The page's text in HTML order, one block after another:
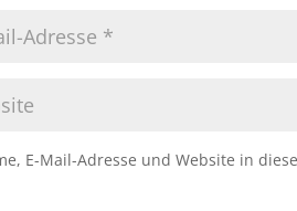
E-Mail-Adresse und Website in